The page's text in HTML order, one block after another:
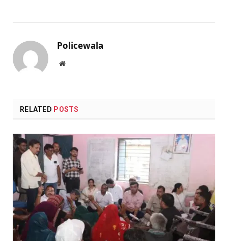
Policewala
Website
RELATED POSTS